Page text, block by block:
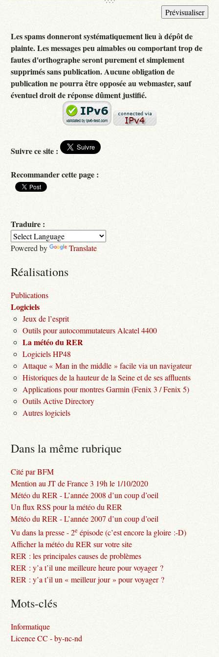
Les spams donneront systématiquement lieu à dépôt de
plainte. Les messages peu aimables ou comportant trop de
fautes d'orthographe seront purement et simplement
supprimés sans publication. Aucune obligation de
publication ne pourra être opposée au webmaster, sauf
éventuel droit de réponse dûment justifié.
Suivre ce site :
Recommander cette page :
Traduire :
Powered by Translate
Réalisations
Publications
Logiciels
Jeux de l’esprit
Outils pour autocommutateurs Alcatel 4400
La météo du RER
Logiciels HP48
Attaque « Man in the middle » facile via un navigateur
Historiques de la hauteur de la Seine et de ses affluents
Applications pour montres Garmin (Fenix 3 / Fenix 5)
Outils Active Directory
Autres logiciels
Dans la même rubrique
Cité par BFM
Mention au JT de France 3 19h le 1/10/2020
Météo du RER - L’année 2008 d’un coup d’oeil
Un flux RSS pour la météo du RER
Météo du RER - L’année 2007 d’un coup d’oeil
Vu dans la presse - 2e épisode (c’est encore la gloire :-D)
Afficher la météo du RER sur votre site
RER : les principales causes de problèmes
RER : y’a t’il une meilleure heure pour voyager ?
RER : y’a t’il un « meilleur jour » pour voyager ?
Mots-clés
Informatique
Licence CC - by-nc-nd